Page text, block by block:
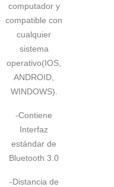
computador y
compatible con
cualquier
sistema
operativo(IOS,
ANDROID,
WINDOWS).
-Contiene
Interfaz
estándar de
Bluetooth 3.0
-Distancia de